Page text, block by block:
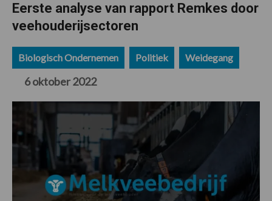
Eerste analyse van rapport Remkes door
veehouderijsectoren
Biologisch Ondernemen Politiek Weidegang
6 oktober 2022